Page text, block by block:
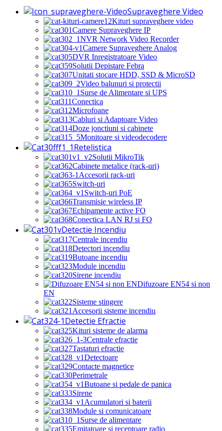
Supraveghere Video
Kituri supraveghere video
Camere Supraveghere IP
NVR Network Video Recorder
Camere Supraveghere Analog
DVR Inregistratoare Video
Solutii Depistare Febra
Unitati stocare HDD, SSD & MicroSD
Video balunuri si protectii
Surse de Alimentare si UPS
Conectica
Microfoane
Cabluri si Adaptoare Video
Doze jonctiuni si cabinete
Monitoare si videodecodere
Retelistica
Solutii MikroTik
Cabinete metalice (rack-uri)
Accesorii rack-uri
Switch-uri
Switch-uri PoE
Transmisie wireless IP
Echipamente active FO
Conectica LAN RJ si FO
Detectie Incendiu
Centrale incendiu
Detectori incendiu
Butoane incendiu
Module incendiu
Sirene incendiu
Difuzoare EN54 si non
EN
Sisteme stingere
Accesorii sisteme incendiu
Detectie Efractie
Kituri sisteme de alarma
Centrale efractie
Tastaturi efractie
Detectoare
Contacte magnetice
Perimetrale
Butoane si pedale de panica
Sirene
Acumulatori si baterii
Module si comunicatoare
Surse de alimentare
Emitatoare si receptoare radio